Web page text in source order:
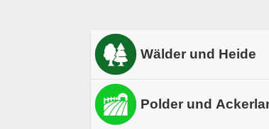
Wälder und Heide
Sie radeln durch lange
Sandwegen und
Polder und